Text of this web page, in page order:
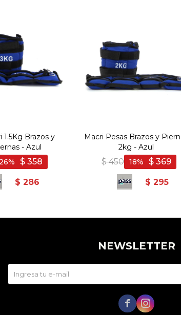
1.5Kg Brazos y
- Azul
$ 358
26
$ 286
Macri Pesas Brazos y
2kg - Azul
$ 450 $ 369
18
$ 295
NEWSLETTER
 